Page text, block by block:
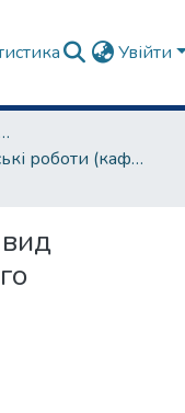
Увійти
мистецтва
магістерські роботи (кафедра режисури)